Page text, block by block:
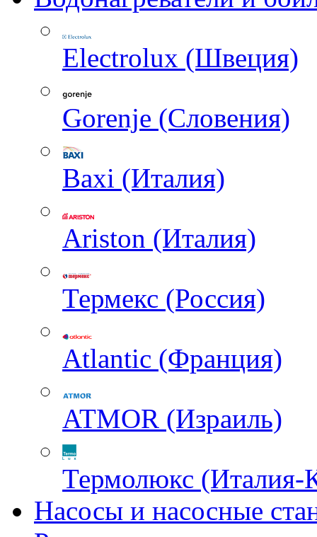
Electrolux (Швеция)
Gorenje (Словения)
Baxi (Италия)
Ariston (Италия)
Термекс (Россия)
Atlantic (Франция)
ATMOR (Израиль)
Термолюкс (Италия-
Насосы и насосные